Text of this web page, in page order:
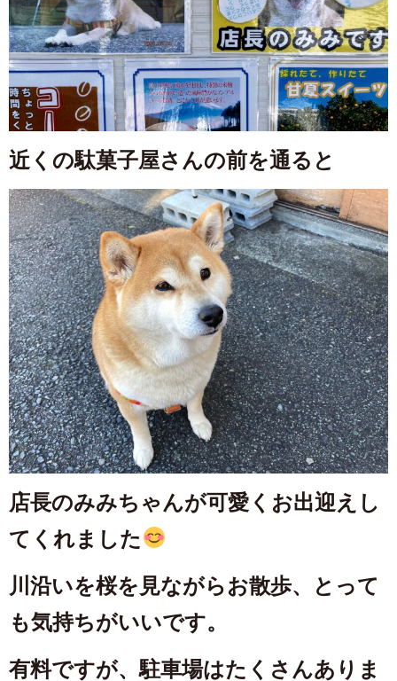
近くの駄菓子屋さんの前を通ると
店長のみみちゃんが可愛くお出迎えし
てくれました
川沿いを桜を見ながらお散歩、とって
も気持ちがいいです。
有料ですが、駐車場はたくさんありま